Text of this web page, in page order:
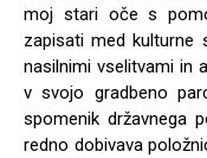
moj stari oče s
zapisati med kulturne
nasilnimi vselitvami in
v svojo gradbeno
spomenik državnega
redno dobivava